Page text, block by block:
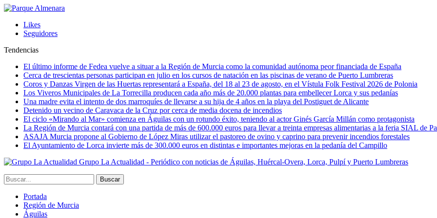
Likes
Seguidores
Tendencias
El último informe de Fedea vuelve a situar a la Región de Murcia como la comunidad autónoma peor financiada de España
Cerca de trescientas personas participan en julio en los cursos de natación en las piscinas de verano de Puerto Lumbreras
Coros y Danzas Virgen de las Huertas representará a España, del 18 al 23 de agosto, en el Vístula Folk Festival 2026 de Polonia
Los Viveros Municipales de La Torrecilla producen cada año más de 20.000 plantas para embellecer Lorca y sus pedanías
Una madre evita el intento de dos marroquíes de llevarse a su hija de 4 años en la playa del Postiguet de Alicante
Detenido un vecino de Caravaca de la Cruz por cerca de media docena de incendios
El ciclo «Mirando al Mar» comienza en Águilas con un rotundo éxito, teniendo al actor Ginés García Millán como protagonista
La Región de Murcia contará con una partida de más de 600.000 euros para llevar a treinta empresas alimentarias a la feria SIAL de
ASAJA Murcia propone al Gobierno de López Miras utilizar el pastoreo de ovino y caprino para prevenir incendios forestales
El Ayuntamiento de Lorca invierte más de 300.000 euros en distintas e importantes mejoras en la pedanía del Campillo
Grupo La Actualidad - Periódico con noticias de Águilas, Huércal-Overa, Lorca, Pulpí y Puerto Lumbreras
Portada
Región de Murcia
Águilas